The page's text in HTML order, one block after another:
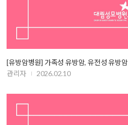
[유방암병원] 가족성 유방암, 유전성 유방암
관리자
2026.02.10